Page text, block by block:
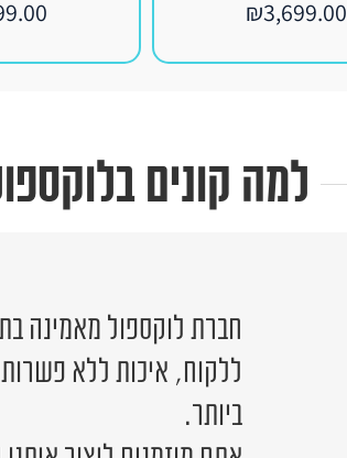
₪3,699.00
למה קונים
חברת לוקספול מאמינה
ללקוח, איכות ללא
ביותר.